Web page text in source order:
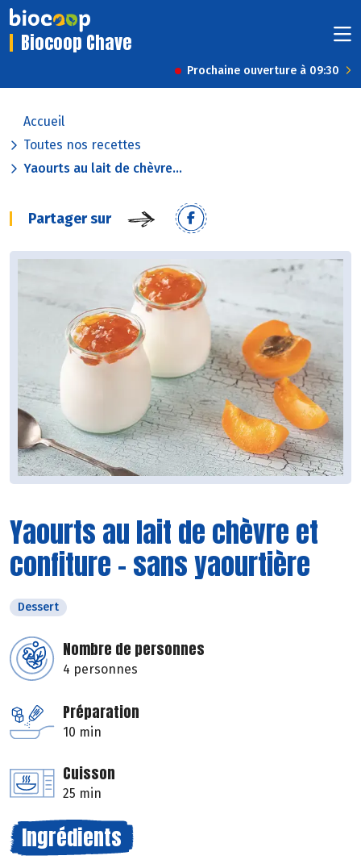
Biocoop Chave
Prochaine ouverture à 09:30
Accueil
Toutes nos recettes
Yaourts au lait de chèvre...
Partager sur
Yaourts au lait de chèvre et
confiture - sans yaourtière
Dessert
Nombre de personnes
4 personnes
Préparation
10 min
Cuisson
25 min
Ingrédients